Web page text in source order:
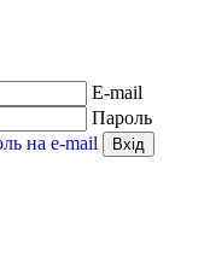
E-mail
Пароль
на e-mail
Вхід